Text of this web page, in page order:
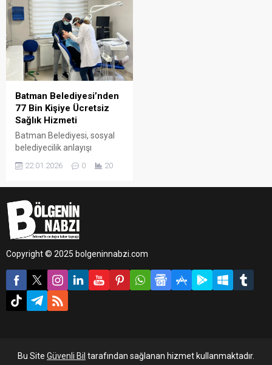
Batman Belediyesi’nden
77 Bin Kişiye Ücretsiz
Sağlık Hizmeti
Batman Belediyesi, sosyal
belediyecilik anlayışı
doğrultusunda yürüttüğü
ücretsiz sağlık hizmetleriyle
devam ediyor.
22.01.2026 0 20
Copyright © 2025 bolgeninnabzi.com
Bu Site Güvenli Bil tarafından sağlanan hizmet kullanmaktadır.